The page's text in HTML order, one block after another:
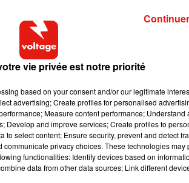
vie privée est notre priorité
based on your consent and/or our legitimate
advertising; Create profiles for personalised
Measure content performance; Understand
Develop and improve services; Create profiles to
select content; Ensure security, prevent and detect
privacy choices. These technologies may
functionalities: Identify devices based on
data from other data sources; Link different